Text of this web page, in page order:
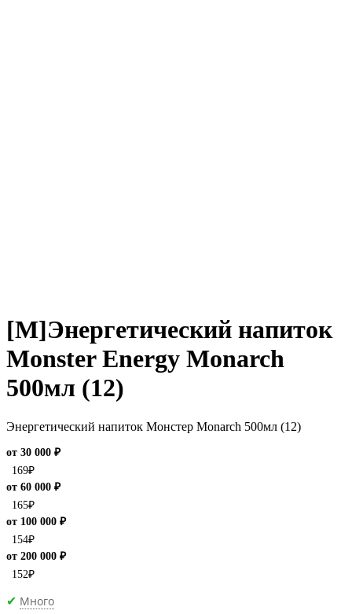
[M]Энергетический напиток
Monster Energy Monarch
500мл (12)
Энергетический напиток Монстер Monarch 500мл (12)
от 30 000 ₽
169₽
от 60 000 ₽
165₽
от 100 000 ₽
154₽
от 200 000 ₽
152₽
✔ Много